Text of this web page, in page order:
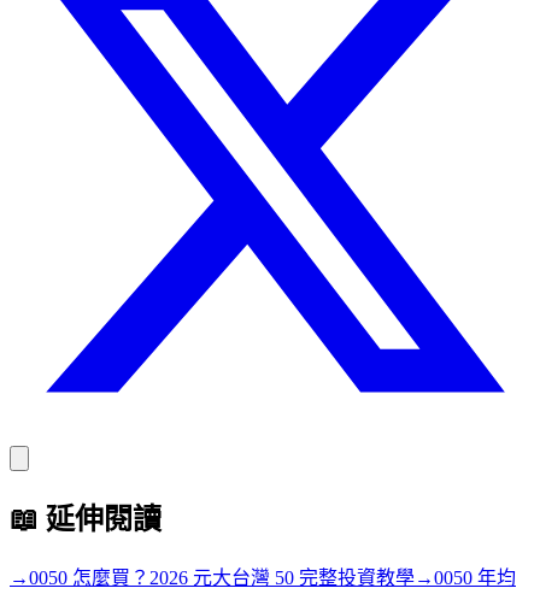
📖 延伸閱讀
→0050 怎麼買？2026 元大台灣 50 完整投資教學→0050 年均